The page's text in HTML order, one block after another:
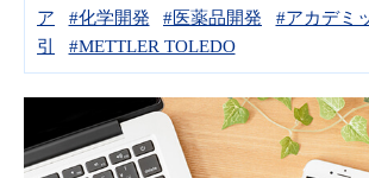
ア
#化学開発 #医薬品開発 #アカデミ
引
#METTLER TOLEDO